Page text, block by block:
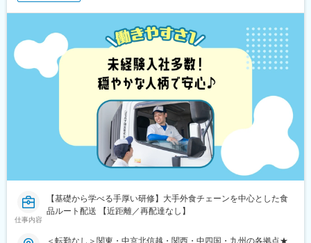
県)、長柄駅、大山崎駅、馬堀駅、峰山駅、篠原駅(滋賀県)、多賀
大社前駅、三雲駅、栗東駅、おごと温泉駅、長浜駅、箕浦駅、讃
岐塩屋駅、片原町駅(香川県)、三本松駅(香川県)、北伊予駅、伊予
富田駅、平田駅(高知県)、多ノ郷駅、布師田駅、撫養駅、川原石
駅、伴中央駅、広島港・宇品駅、本郷駅(広島県)、八本松駅、東福
山駅、木次駅、遙堪駅、乃木駅、下府駅、八浜駅、金光駅、木見
駅、高野駅、厚東駅、長府駅、米川駅、山口駅(山口県)、新南陽
駅、萩駅、鳥取駅、三本松口駅、南瀬高駅、五郎丸駅、苅田駅、
赤間駅、伊賀駅、甘木駅(西鉄線)、新飯塚駅、橋本駅(福岡県)、貝
塚駅(福岡県)、雑餉隈駅、吉塚駅、西小倉駅、大塔駅、佐伯駅、豊
後豊岡駅、鶴崎駅、東中津駅、北友田駅、朝地駅、バルーンさが
駅、田代駅、東唐津駅、肥後大津駅、光の森駅、平成駅、西人吉
駅、三角駅、草道駅、志布志駅、姶良駅、米ノ津駅、古島駅、赤
嶺駅、てだこ浦西駅、南方駅(宮崎県)、高鍋駅、三股駅、東旭川
駅、倶知安駅、岩見沢駅、新富士駅(北海道)、根室駅、新川駅(北
海道)、環状通東駅、南郷１３丁目駅、問寒別駅、東室蘭駅、ほし
仕事内容
【基礎から学べる手厚い研修】大手外食チェーンを中心とした食
品ルート配送 【近距離／再配達なし】
＜転勤なし＞関東・中京北信越・関西・中四国・九州の各拠点★